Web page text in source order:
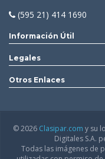
(595 21) 414 1690
Información Útil
Legales
Otros Enlaces
© 2026 Clasipar.com y su
Digitales S.A.
Todas las imágenes de